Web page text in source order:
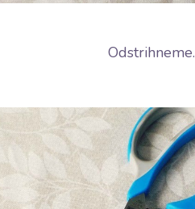
Odstrihneme.